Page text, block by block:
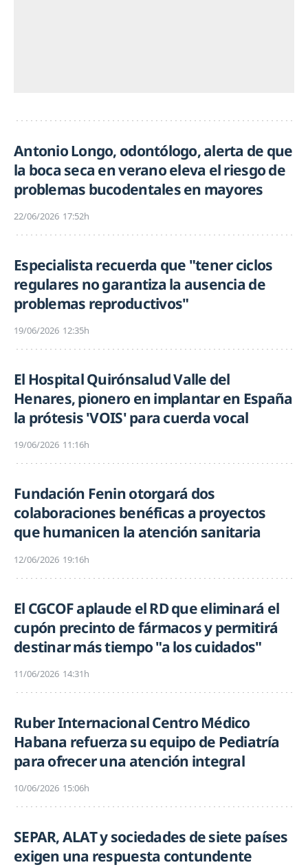
Antonio Longo, odontólogo, alerta de que
la boca seca en verano eleva el riesgo de
problemas bucodentales en mayores
22/06/2026 17:52h
Especialista recuerda que "tener ciclos
regulares no garantiza la ausencia de
problemas reproductivos"
19/06/2026 12:35h
El Hospital Quirónsalud Valle del
Henares, pionero en implantar en España
la prótesis 'VOIS' para cuerda vocal
19/06/2026 11:16h
Fundación Fenin otorgará dos
colaboraciones benéficas a proyectos
que humanicen la atención sanitaria
12/06/2026 19:16h
El CGCOF aplaude el RD que eliminará el
cupón precinto de fármacos y permitirá
destinar más tiempo "a los cuidados"
11/06/2026 14:31h
Ruber Internacional Centro Médico
Habana refuerza su equipo de Pediatría
para ofrecer una atención integral
10/06/2026 15:06h
SEPAR, ALAT y sociedades de siete países
exigen una respuesta contundente